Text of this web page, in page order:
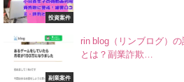
投資案件
副業案件
rin blog（リンブログ）
とは？副業詐欺…